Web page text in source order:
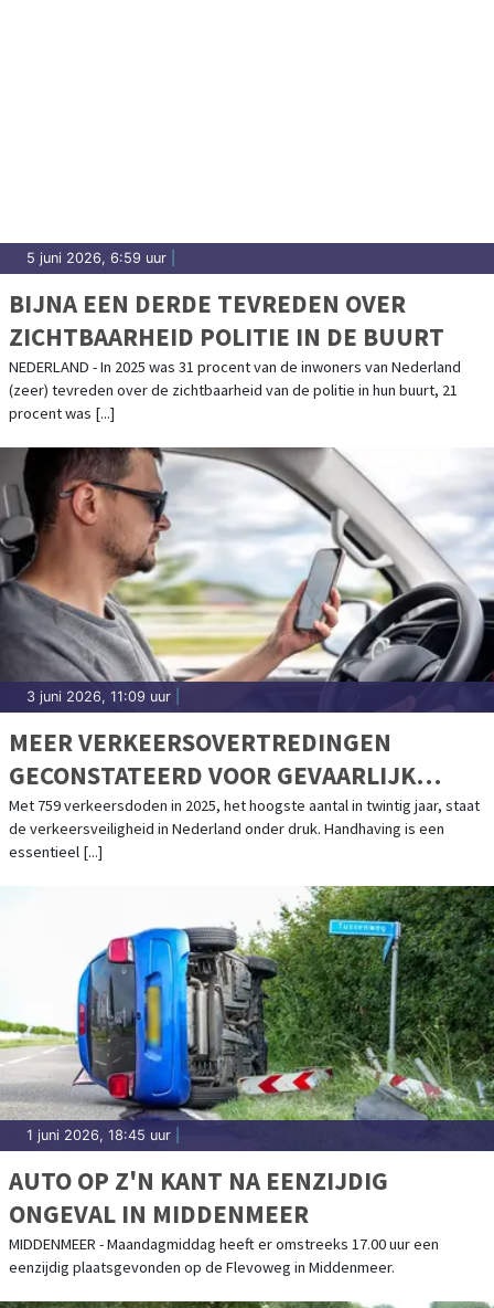
5 juni 2026, 6:59 uur
BIJNA EEN DERDE TEVREDEN OVER
ZICHTBAARHEID POLITIE IN DE BUURT
NEDERLAND - In 2025 was 31 procent van de inwoners van Nederland
(zeer) tevreden over de zichtbaarheid van de politie in hun buurt, 21
procent was [...]
3 juni 2026, 11:09 uur
MEER VERKEERSOVERTREDINGEN
GECONSTATEERD VOOR GEVAARLIJK
RIJGEDRAG
Met 759 verkeersdoden in 2025, het hoogste aantal in twintig jaar, staat
de verkeersveiligheid in Nederland onder druk. Handhaving is een
essentieel [...]
1 juni 2026, 18:45 uur
AUTO OP Z'N KANT NA EENZIJDIG
ONGEVAL IN MIDDENMEER
MIDDENMEER - Maandagmiddag heeft er omstreeks 17.00 uur een
eenzijdig plaatsgevonden op de Flevoweg in Middenmeer.